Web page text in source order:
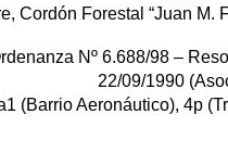
Cordón Forestal “Juan M.
Nº 6.688/98 –
22/09/1990
(Barrio Aeronáutico), 4p